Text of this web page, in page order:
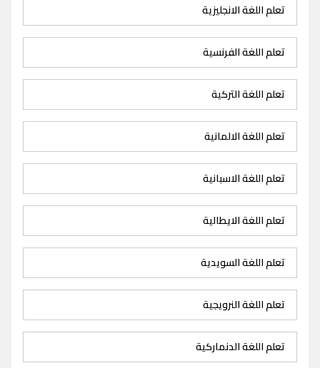
تعلم اللغة الانجليزية
تعلم اللغة الفرنسية
تعلم اللغة التركية
تعلم اللغة الالمانية
تعلم اللغة الاسبانية
تعلم اللغة الايطالية
تعلم اللغة السويدية
تعلم اللغة النرويجية
تعلم اللغة الدنماركية